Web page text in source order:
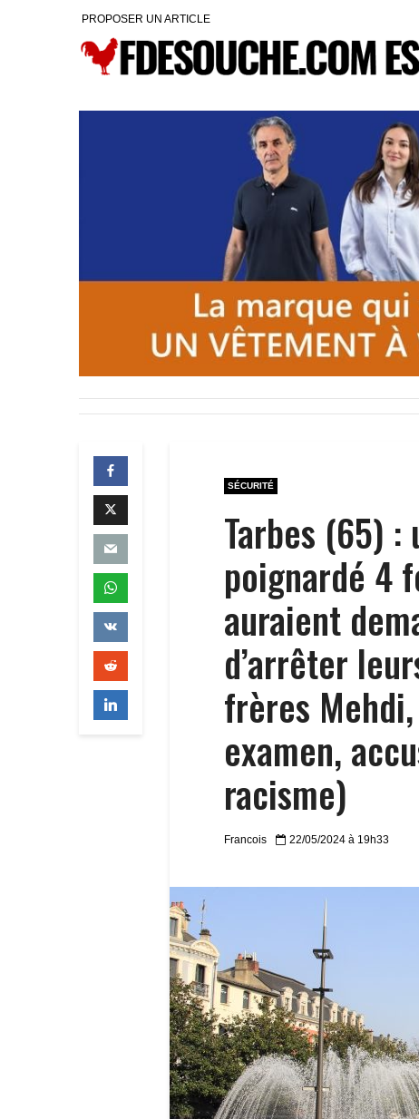
PROPOSER UN ARTICLE
SÉCURITÉ
Tarbes (65)
poignardé 4
auraient
d’arrêter
frères
examen,
racisme)
Francois 22/05/2024 à 19h33